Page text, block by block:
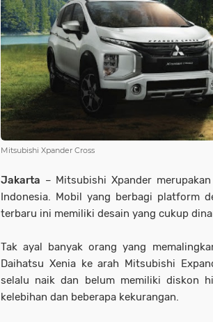
Mitsubishi Xpander Cross
Jakarta – Mitsubishi Xpander
Indonesia. Mobil yang berbagi platform
terbaru ini memiliki desain yang cukup
Tak ayal banyak orang yang
Daihatsu Xenia ke arah Mitsubishi
selalu naik dan belum memiliki diskon
kelebihan dan beberapa kekurangan.